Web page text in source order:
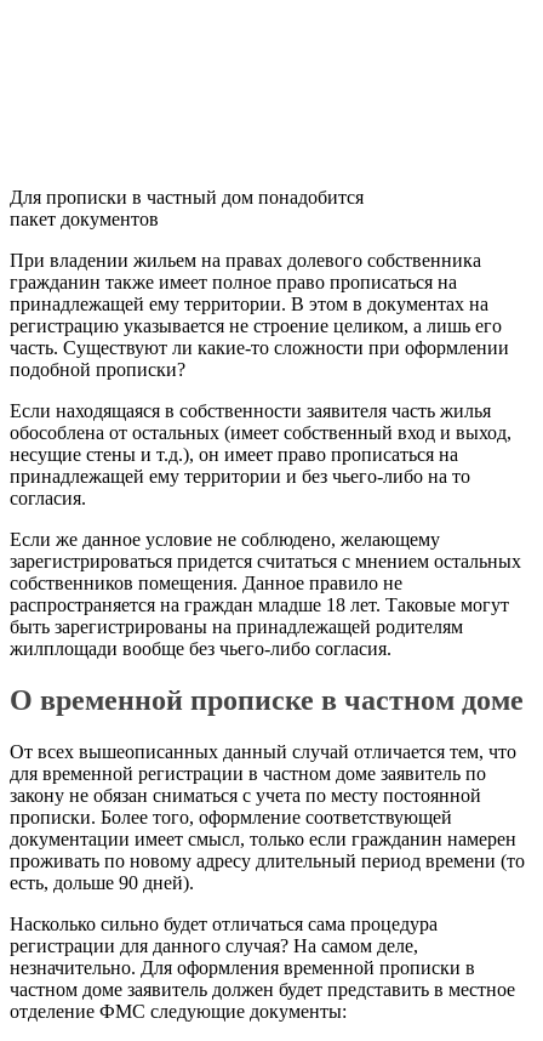
Для прописки в частный дом понадобится
пакет документов
При владении жильем на правах долевого собственника
гражданин также имеет полное право прописаться на
принадлежащей ему территории. В этом в документах на
регистрацию указывается не строение целиком, а лишь его
часть. Существуют ли какие-то сложности при оформлении
подобной прописки?
Если находящаяся в собственности заявителя часть жилья
обособлена от остальных (имеет собственный вход и выход,
несущие стены и т.д.), он имеет право прописаться на
принадлежащей ему территории и без чьего-либо на то
согласия.
Если же данное условие не соблюдено, желающему
зарегистрироваться придется считаться с мнением остальных
собственников помещения. Данное правило не
распространяется на граждан младше 18 лет. Таковые могут
быть зарегистрированы на принадлежащей родителям
жилплощади вообще без чьего-либо согласия.
О временной прописке в частном доме
От всех вышеописанных данный случай отличается тем, что
для временной регистрации в частном доме заявитель по
закону не обязан сниматься с учета по месту постоянной
прописки. Более того, оформление соответствующей
документации имеет смысл, только если гражданин намерен
проживать по новому адресу длительный период времени (то
есть, дольше 90 дней).
Насколько сильно будет отличаться сама процедура
регистрации для данного случая? На самом деле,
незначительно. Для оформления временной прописки в
частном доме заявитель должен будет представить в местное
отделение ФМС следующие документы: